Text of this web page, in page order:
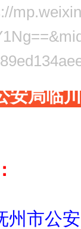
安局临
市公安